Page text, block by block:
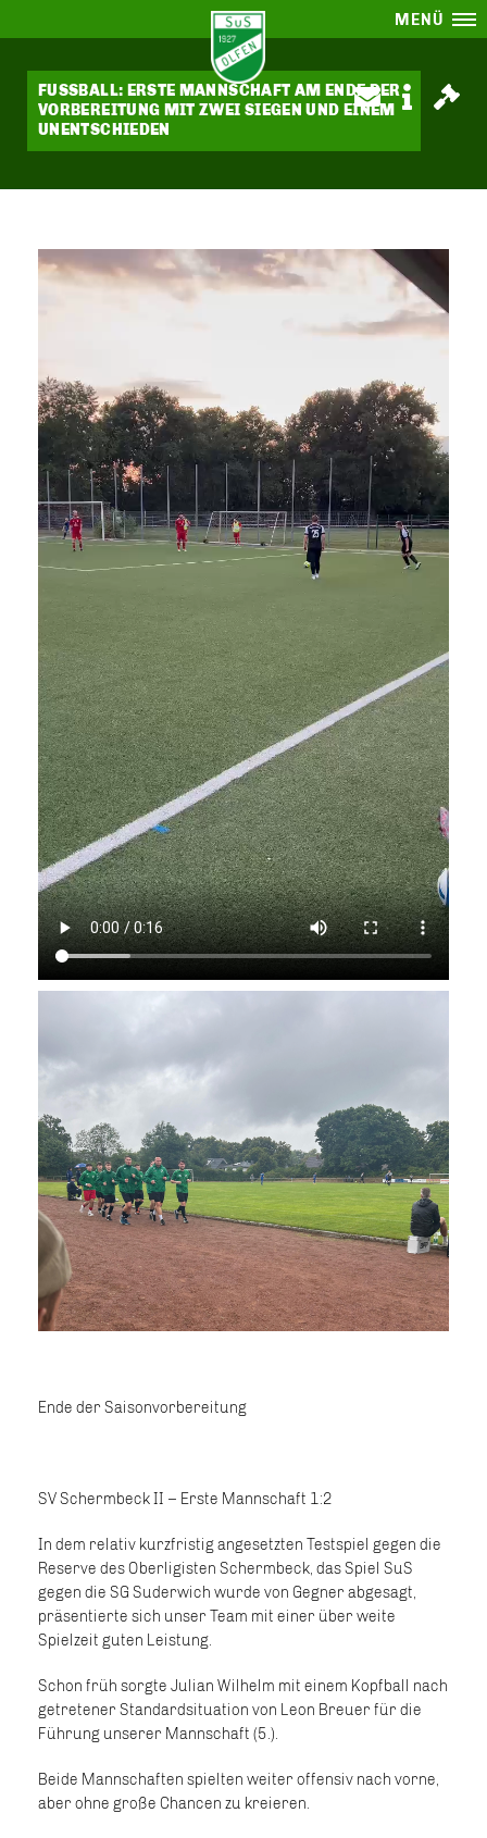
MENÜ
FUSSBALL: ERSTE MANNSCHAFT AM ENDE DER
VORBEREITUNG MIT ZWEI SIEGEN UND EINEM
UNENTSCHIEDEN
Ende der Saisonvorbereitung
SV Schermbeck II – Erste Mannschaft 1:2
In dem relativ kurzfristig angesetzten Testspiel gegen die
Reserve des Oberligisten Schermbeck, das Spiel SuS
gegen die SG Suderwich wurde von Gegner abgesagt,
präsentierte sich unser Team mit einer über weite
Spielzeit guten Leistung.
Schon früh sorgte Julian Wilhelm mit einem Kopfball nach
getretener Standardsituation von Leon Breuer für die
Führung unserer Mannschaft (5.).
Beide Mannschaften spielten weiter offensiv nach vorne,
aber ohne große Chancen zu kreieren.